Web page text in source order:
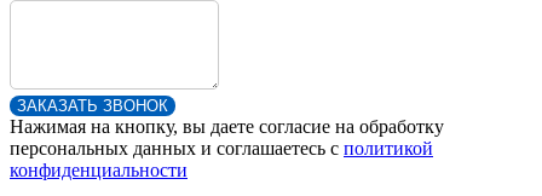
ЗАКАЗАТЬ ЗВОНОК
Нажимая на кнопку, вы даете согласие на обработку
персональных данных и соглашаетесь c политикой
конфиденциальности